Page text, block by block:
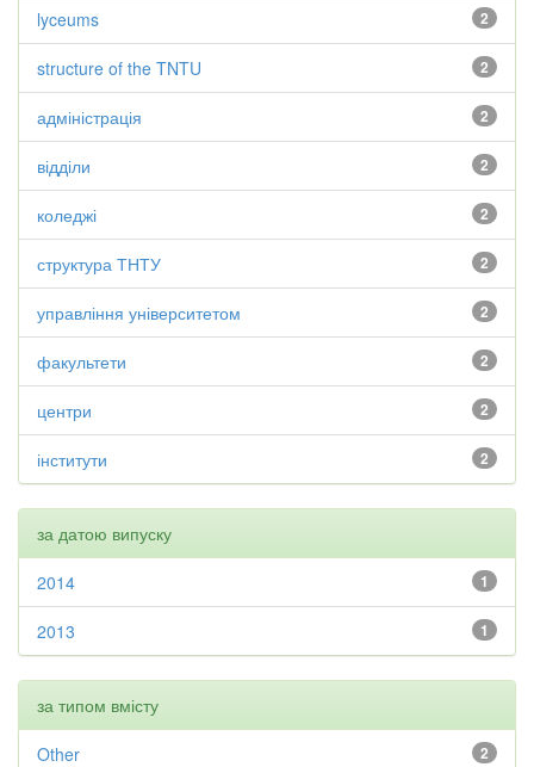
2
lyceums
2
structure of the TNTU
2
адміністрація
2
відділи
2
коледжі
2
структура ТНТУ
2
управління університетом
2
факультети
2
центри
2
інститути
за датою випуску
1
2014
1
2013
за типом вмісту
2
Other